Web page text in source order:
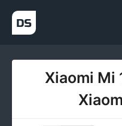
Xiaomi Mi